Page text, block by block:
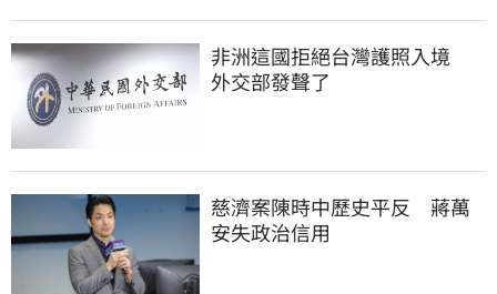
非洲這國拒絕台灣護照入境
外交部發聲了
慈濟案陳時中歷史平反　蔣萬
安失政治信用